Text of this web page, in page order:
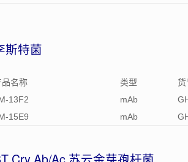
斯特菌
品名称 类型 货
13F2
mAb
15E9
mAb